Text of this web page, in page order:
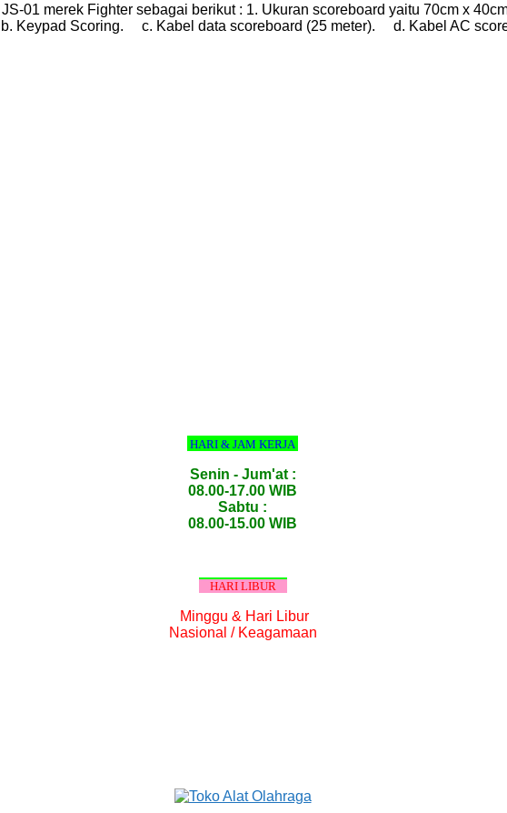
01 merek Fighter sebagai berikut : 1. Ukuran scoreboard yaitu 70cm x
Keypad Scoring. c. Kabel data scoreboard (25 meter). d. Kabel AC
HARI & JAM KERJA
Senin - Jum'at :
08.00-17.00 WIB
Sabtu :
08.00-15.00 WIB
HARI LIBUR
Minggu & Hari Libur
Nasional / Keagamaan